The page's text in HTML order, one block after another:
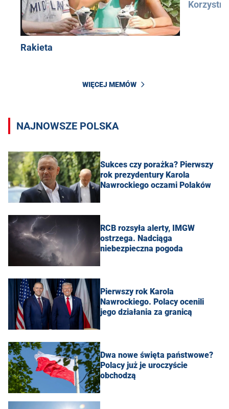
Rakieta
WIĘCEJ MEMÓW
NAJNOWSZE POLSKA
Sukces czy porażka? Pierwszy
rok prezydentury Karola
Nawrockiego oczami Polaków
RCB rozsyła alerty, IMGW
ostrzega. Nadciąga
niebezpieczna pogoda
Pierwszy rok Karola
Nawrockiego. Polacy ocenili
jego działania za granicą
Dwa nowe święta państwowe?
Polacy już je uroczyście
obchodzą